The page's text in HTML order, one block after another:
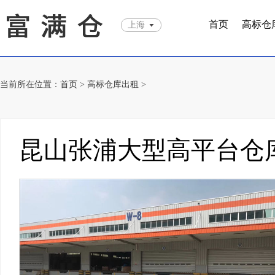
上海 首页 高标仓
当前所在位置： 首页 > 高标仓库出租 >
昆山张浦大型高平台仓